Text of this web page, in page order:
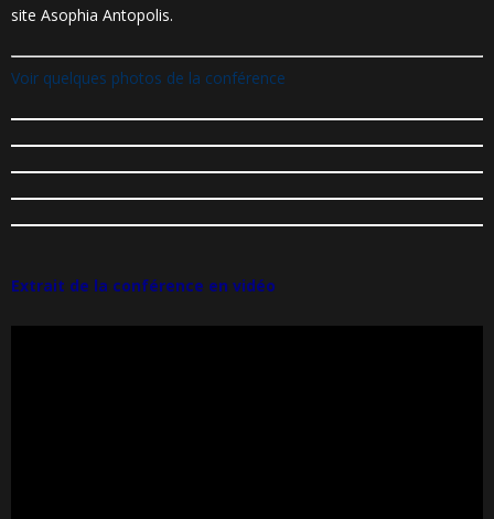
site Asophia Antopolis.
Voir quelques photos de la conférence
Extrait de la conférence en vidéo